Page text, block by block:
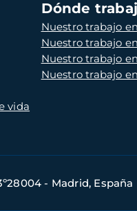
vida
Dónde
Nuestro trabajo
Nuestro trabajo
Nuestro trabajo
Nuestro trabajo
- Madrid, España